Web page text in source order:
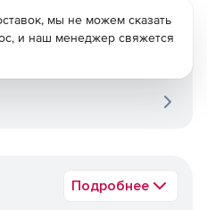
Подробнее
мы не можем сказать
и наш менеджер свяжется